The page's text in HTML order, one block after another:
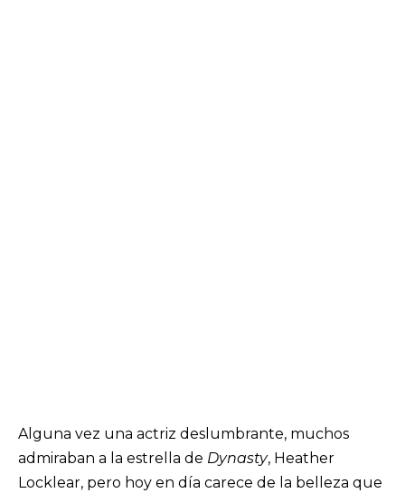
Alguna vez una actriz deslumbrante, muchos
admiraban a la estrella de Dynasty, Heather
Locklear, pero hoy en día carece de la belleza que